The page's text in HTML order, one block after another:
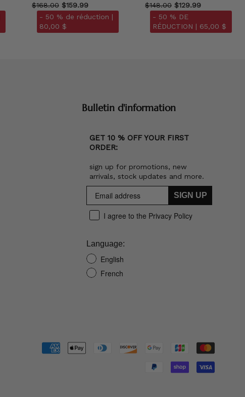
$168.00 $159.99
- 50 % de réduction |
80,00 $
$148.00 $129.99
- 50 % DE
RÉDUCTION | 65,00 $
Bulletin d'information
GET 10 % OFF YOUR FIRST
ORDER:
sign up for promotions, new
arrivals, stock updates and more.
SIGN UP
I agree to the Privacy Policy
Language:
English
French